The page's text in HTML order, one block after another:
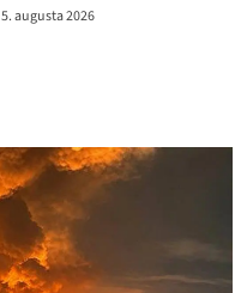
5. augusta 2026